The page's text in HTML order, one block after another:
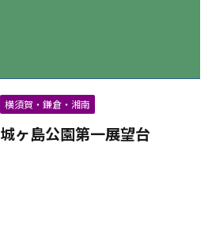
横須賀・鎌倉・湘南
城ヶ島公園第一展望台